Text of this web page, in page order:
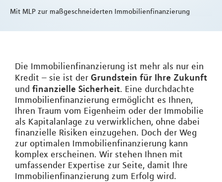
Mit MLP zur maßgeschneiderten Immobilienfinanzierung
Die Immobilienfinanzierung ist mehr als nur ein
Kredit – sie ist der Grundstein für Ihre Zukunft
und finanzielle Sicherheit. Eine durchdachte
Immobilienfinanzierung ermöglicht es Ihnen,
Ihren Traum vom Eigenheim oder der Immobilie
als Kapitalanlage zu verwirklichen, ohne dabei
finanzielle Risiken einzugehen. Doch der Weg
zur optimalen Immobilienfinanzierung kann
komplex erscheinen. Wir stehen Ihnen mit
umfassender Expertise zur Seite, damit Ihre
Immobilienfinanzierung zum Erfolg wird.